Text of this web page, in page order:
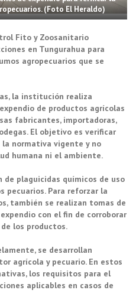
(Foto El Heraldo)
Fito y Zoosanitario
en Tungurahua para
agropecuarios que se
la institución realiza
de productos agrícolas
fabricantes, importadoras,
El objetivo es verificar
normativa vigente y no
humana ni el ambiente.
plaguicidas químicos de uso
pecuarios. Para reforzar la
también se realizan tomas de
con el fin de corroborar
los productos.
se desarrollan
agrícola y pecuario. En estos
los requisitos para el
aplicables en casos de